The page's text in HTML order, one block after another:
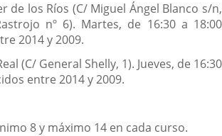
de los Ríos (C/ Miguel Ángel Blanco s/n,
nº 6). Martes, de 16:30 a 18:00
2014 y 2009.
(C/ General Shelly, 1). Jueves, de 16:30
entre 2014 y 2009.
8 y máximo 14 en cada curso.